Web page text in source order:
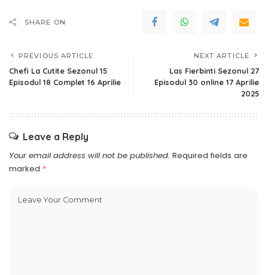
SHARE ON
PREVIOUS ARTICLE
Chefi La Cutite Sezonul 15
Episodul 18 Complet 16 Aprilie
NEXT ARTICLE
Las Fierbinti Sezonul 27
Episodul 30 online 17 Aprilie
2025
Leave a Reply
Your email address will not be published. Required fields are
marked *